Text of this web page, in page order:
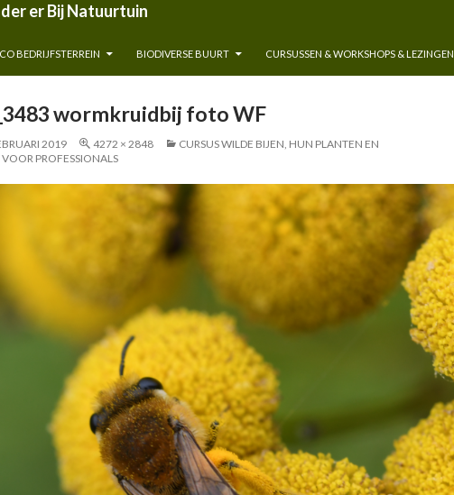
er Bij Natuurtuin
BEDRIJFSTERREIN BIODIVERSE BUURT CURSUSSEN & WORKSHOPS & LEZINGEN
wormkruidbij foto WF
2019 4272 × 2848
CURSUS WILDE BIJEN, HUN PLANTEN EN
VOOR PROFESSIONALS